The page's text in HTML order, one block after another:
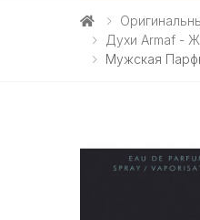
Духи Armaf -
Мужская